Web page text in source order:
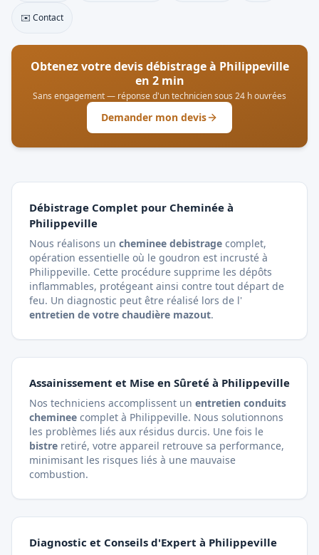
✉️ Contact
Obtenez votre devis débistrage à Philippeville
en 2 min
Sans engagement — réponse d'un technicien sous 24 h ouvrées
Demander mon devis
Débistrage Complet pour Cheminée à
Philippeville
Nous réalisons un cheminee debistrage complet,
opération essentielle où le goudron est incrusté à
Philippeville. Cette procédure supprime les dépôts
inflammables, protégeant ainsi contre tout départ de
feu. Un diagnostic peut être réalisé lors de l'
entretien de votre chaudière mazout.
Assainissement et Mise en Sûreté à Philippeville
Nos techniciens accomplissent un entretien conduits
cheminee complet à Philippeville. Nous solutionnons
les problèmes liés aux résidus durcis. Une fois le
bistre retiré, votre appareil retrouve sa performance,
minimisant les risques liés à une mauvaise
combustion.
Diagnostic et Conseils d'Expert à Philippeville